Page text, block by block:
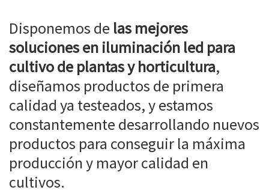
Disponemos de las mejores
soluciones en iluminación led para
cultivo de plantas y horticultura,
diseñamos productos de primera
calidad ya testeados, y estamos
constantemente desarrollando nuevos
productos para conseguir la máxima
producción y mayor calidad en
cultivos.